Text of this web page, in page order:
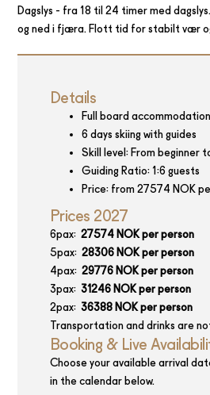
Dagslys - fra 18 til 24 timer med
og ned i fjæra. Flott tid for stabilt vær
Details
Full board
6 days skiing with guides
Skill level: From beginner
Guiding Ratio: 1:6 guests
Price: from 27574 NOK
Prices 2027
6pax: 27574 NOK per person
5pax: 28306 NOK per person
4pax: 29776 NOK per person
3pax: 31246 NOK per person
2pax: 36388 NOK per person
Transportation and drinks are
Booking & Live
Choose your available arrival
in the calendar below.